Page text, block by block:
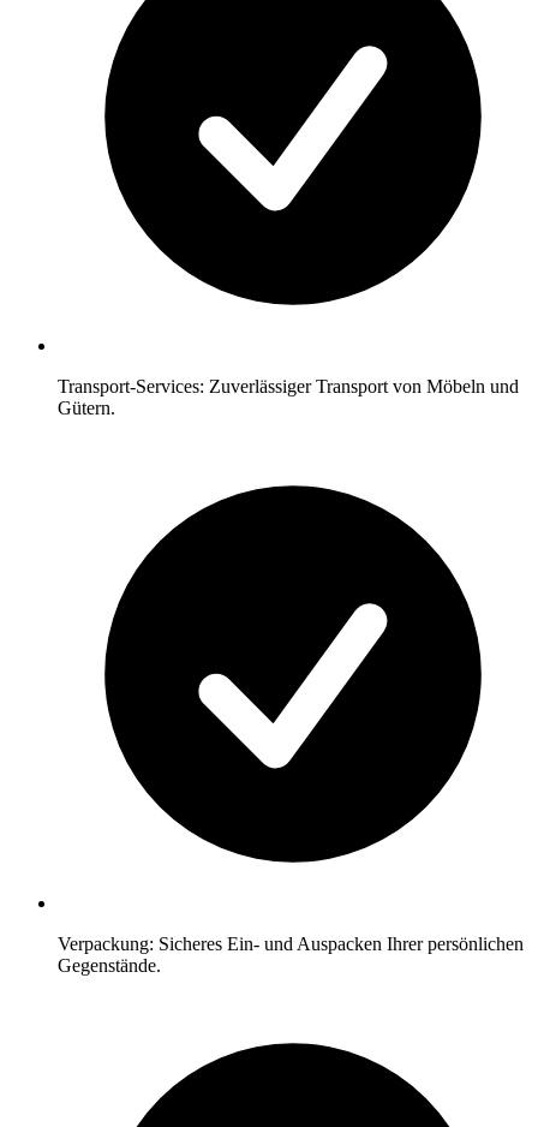
Transport-Services: Zuverlässiger Transport von Möbeln und
Gütern.
Verpackung: Sicheres Ein- und Auspacken Ihrer persönlichen
Gegenstände.